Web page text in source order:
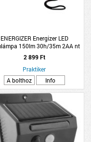
ENERGIZER Energizer LED
150lm 30h/35m 2AA nt
műanyag fekete
2 899 Ft
Praktiker
A bolthoz
Info